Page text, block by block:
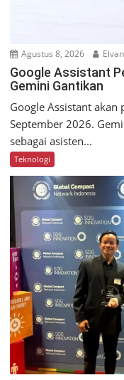
Agustus 8, 2026
Google Assistant
Gemini Gantikan
Google Assistant
September 2026.
sebagai asisten...
Teknologi